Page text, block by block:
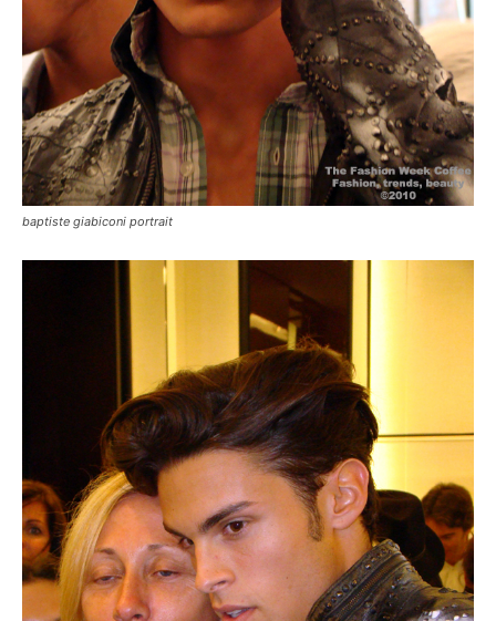
baptiste giabiconi portrait